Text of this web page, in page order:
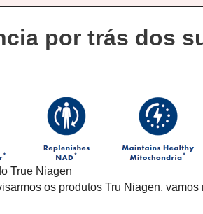
por trás dos
True Niagen
os produtos Tru Niagen,